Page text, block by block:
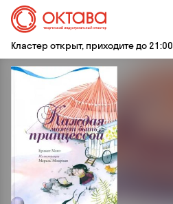
Кластер открыт, приходите до 21:00